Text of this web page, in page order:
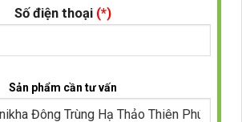
Số điện thoại (*)
Sản phẩm cần tư vấn